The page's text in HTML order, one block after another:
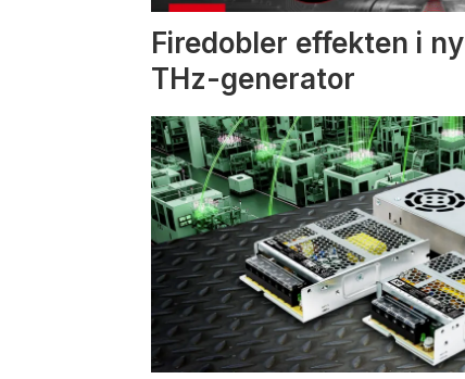
Firedobler effekten i ny
THz-generator